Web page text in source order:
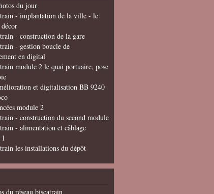
du jour
- implantation de la ville - le
- construction de la gare
- gestion boucle de
en digital
module 2 le quai portuaire, pose
et digitalisation BB 9240
module 2
- construction du second module
- alimentation et câblage
les installations du dépôt
du réseau biscatrain